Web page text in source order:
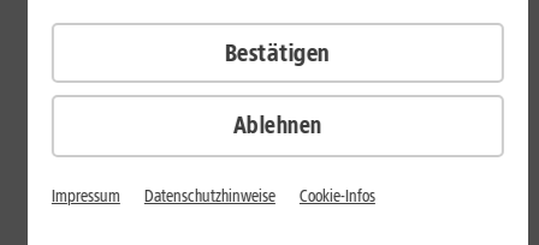
Tests & Vergleiche
Xiaomi 17 vs. Xiaomi 17 Ultra: Für
Ablehnen
Bestätigen
Impressum Datenschutzhinweise Cookie-Infos